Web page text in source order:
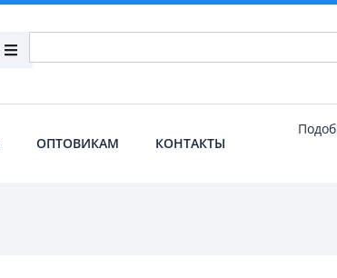
ОПТОВИКАМ КОНТАКТЫ